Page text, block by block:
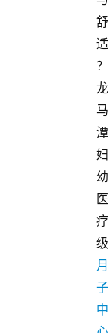
舒
适
？
龙
马
潭
妇
幼
医
疗
级
月
子
中